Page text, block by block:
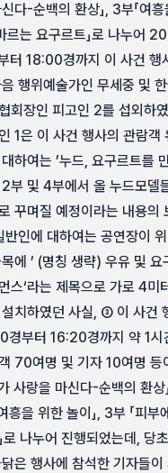
다-순백의 환상」, 3부「여
르는 요구르트」로 나누어
터 18:00경까지 이 사건 행
행위예술가인 무세중 및
회장인 피고인 2를 섭외하
1은 이 사건 행사의 관람객
하여는 ’누드, 요구르트를
부 및 4부에서 올 누드모델
꾸며질 예정이라는 내용의
반인에 대하여는 공연장이
에 ’ (명칭 생략) 우유 및 요
스‘라는 제목으로 가로 4미
치하였던 사실, ③ 이 사건
경부터 16:20경까지 약 1시
70여명 및 기자 10여명 등
사랑을 마신다-순백의 환상
여흥을 위한 놀이」, 3부 「피부
로 나누어 진행되었는데, 당
은 행사에 참석한 기자들이